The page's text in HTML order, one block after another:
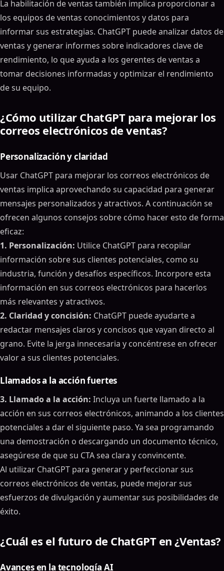
La habilitación de ventas también implica proporcionar a
los equipos de ventas conocimientos y datos para
informar sus estrategias. ChatGPT puede analizar datos de
ventas y generar informes sobre indicadores clave de
rendimiento, lo que ayuda a los gerentes de ventas a
tomar decisiones informadas y optimizar el rendimiento
de su equipo.
¿Cómo utilizar ChatGPT para mejorar los
correos electrónicos de ventas?
Personalización y claridad
Usar ChatGPT para mejorar los correos electrónicos de
ventas implica aprovechando su capacidad para generar
mensajes personalizados y atractivos. A continuación se
ofrecen algunos consejos sobre cómo hacer esto de forma
eficaz:
1. Personalización: Utilice ChatGPT para recopilar
información sobre sus clientes potenciales, como su
industria, función y desafíos específicos. Incorpore esta
información en sus correos electrónicos para hacerlos
más relevantes y atractivos.
2. Claridad y concisión: ChatGPT puede ayudarte a
redactar mensajes claros y concisos que vayan directo al
grano. Evite la jerga innecesaria y concéntrese en ofrecer
valor a sus clientes potenciales.
Llamados a la acción fuertes
3. Llamado a la acción: Incluya un fuerte llamado a la
acción en sus correos electrónicos, animando a los clientes
potenciales a dar el siguiente paso. Ya sea programando
una demostración o descargando un documento técnico,
asegúrese de que su CTA sea clara y convincente.
Al utilizar ChatGPT para generar y perfeccionar sus
correos electrónicos de ventas, puede mejorar sus
esfuerzos de divulgación y aumentar sus posibilidades de
éxito.
¿Cuál es el futuro de ChatGPT en ¿Ventas?
Avances en la tecnología AI